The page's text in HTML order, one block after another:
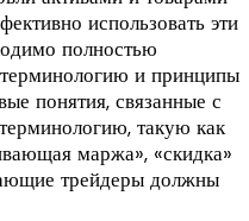
использовать эти
полностью
и принципы
понятия, связанные с
такую как
маржа», «скидка»
трейдеры должны